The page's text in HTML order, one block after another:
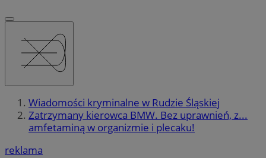
Wiadomości kryminalne w Rudzie Śląskiej
Zatrzymany kierowca BMW. Bez uprawnień, z...
amfetaminą w organizmie i plecaku!
reklama